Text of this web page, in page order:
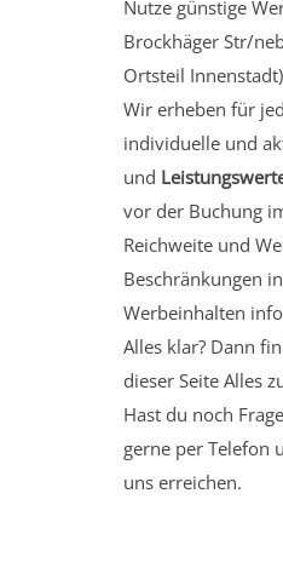
Nutze günstige
Brockhäger Str/
Ortsteil Innenstadt)
Wir erheben für
individuelle und
und
vor der Buchung
Reichweite und
Beschränkungen
Werbeinhalten
Alles klar? Dann
dieser Seite Alles
Hast du noch
gerne per Telefon
uns erreichen.